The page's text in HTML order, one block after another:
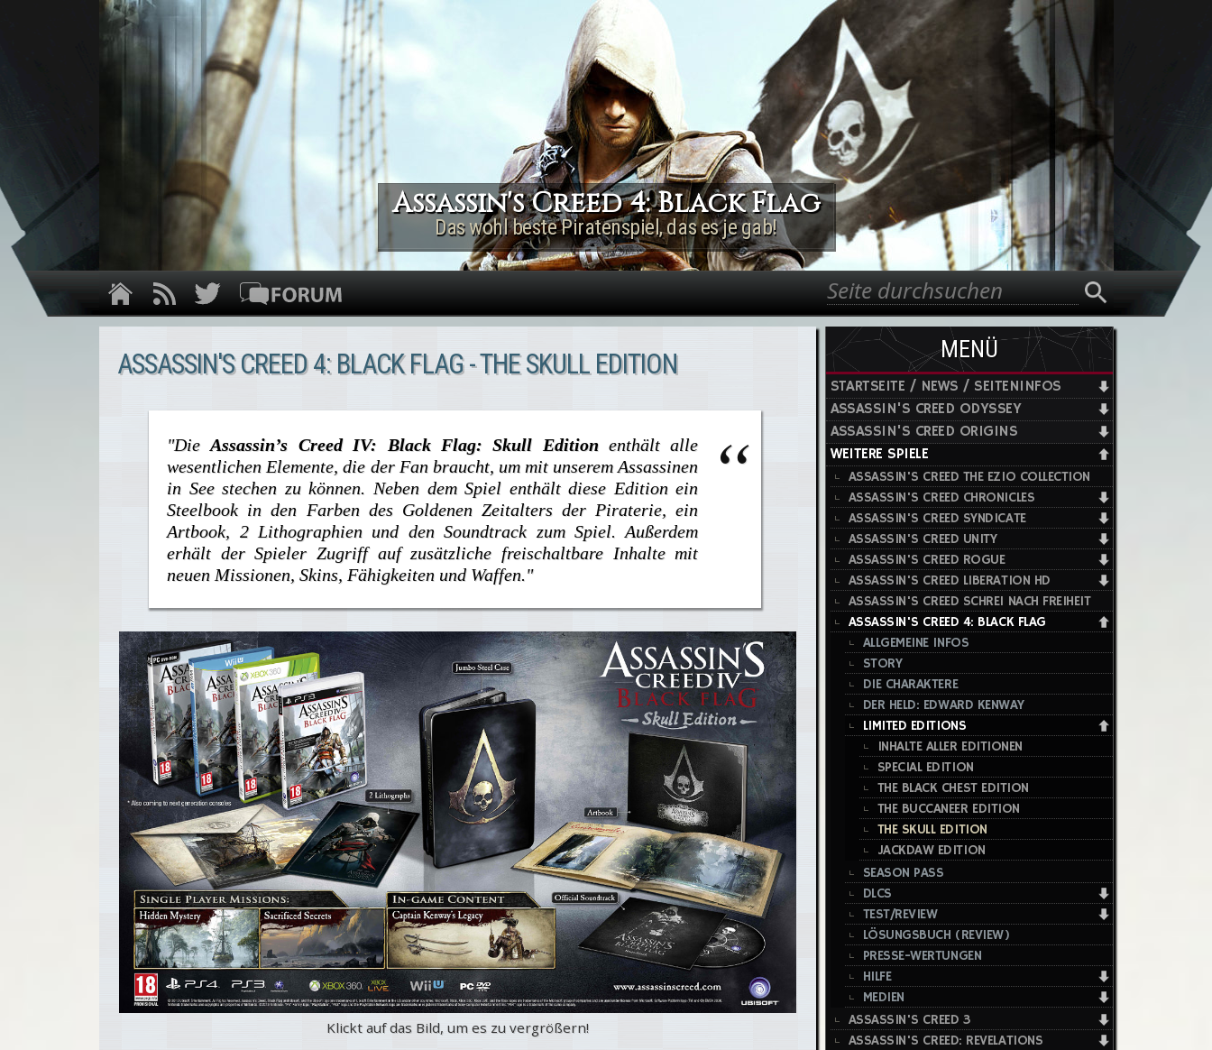
Direkt zum Inhalt
Assassin's Creed 4: Black Flag
Das wohl beste Piratenspiel, das es je gab!
Suchformular
Suche
ASSASSIN'S CREED 4: BLACK FLAG - THE SKULL EDITION
"DieAssassin’s Creed IV: Black Flag: Skull Editionenthält alle
wesentlichen Elemente, die der Fan braucht, um mit unserem Assassinen
in See stechen zu können. Neben dem Spiel enthält diese Edition ein
Steelbook in den Farben des Goldenen Zeitalters der Piraterie, ein
Artbook, 2 Lithographien und den Soundtrack zum Spiel. Außerdem
erhält der Spieler Zugriff auf zusätzliche freischaltbare Inhalte mit
neuen Missionen, Skins, Fähigkeiten und Waffen."
Klickt auf das Bild, um es zu vergrößern!
MENÜ
STARTSEITE / NEWS / SEITENINFOS
ASSASSIN'S CREED ODYSSEY
ASSASSIN'S CREED ORIGINS
WEITERE SPIELE
ASSASSIN'S CREED THE EZIO COLLECTION
ASSASSIN'S CREED CHRONICLES
ASSASSIN'S CREED SYNDICATE
ASSASSIN'S CREED UNITY
ASSASSIN'S CREED ROGUE
ASSASSIN'S CREED LIBERATION HD
ASSASSIN'S CREED SCHREI NACH FREIHEIT
ASSASSIN'S CREED 4: BLACK FLAG
ALLGEMEINE INFOS
STORY
DIE CHARAKTERE
DER HELD: EDWARD KENWAY
LIMITED EDITIONS
INHALTE ALLER EDITIONEN
SPECIAL EDITION
THE BLACK CHEST EDITION
THE BUCCANEER EDITION
THE SKULL EDITION
JACKDAW EDITION
SEASON PASS
DLCS
TEST/REVIEW
LÖSUNGSBUCH (REVIEW)
PRESSE-WERTUNGEN
HILFE
MEDIEN
ASSASSIN'S CREED 3
ASSASSIN'S CREED: REVELATIONS